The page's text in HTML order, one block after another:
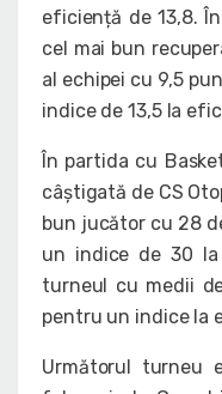
eficiență de 13,8.
cel mai bun
al echipei cu 9,5
indice de 13,5 la
În partida cu
câștigată de CS
bun jucător cu 28
un indice de 30
turneul cu medii
pentru un indice la
Următorul turneu